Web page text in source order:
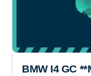
BMW I4 GC